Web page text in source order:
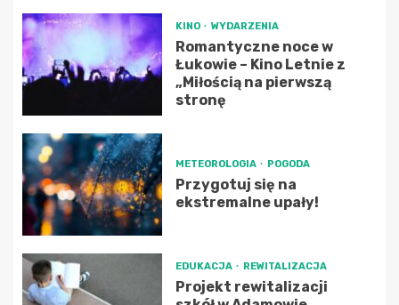
KINO WYDARZENIA
Romantyczne noce w
Łukowie – Kino Letnie z
„Miłością na pierwszą
stronę
METEOROLOGIA POGODA
Przygotuj się na
ekstremalne upały!
EDUKACJA REWITALIZACJA
Projekt rewitalizacji